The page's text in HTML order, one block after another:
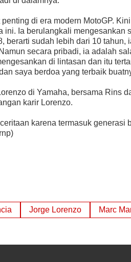
di era modern MotoGP.
ini. Ia berulangkali mengesankan
berarti sudah lebih dari 10 tahun,
secara pribadi, ia adalah
di lintasan dan itu
saya berdoa yang terbaik
di Yamaha, bersama Rins
karir Lorenzo.
karena termasuk generasi
Jorge Lorenzo Marc